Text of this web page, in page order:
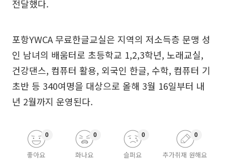
전달했다.
포항YWCA 무료한글교실은 지역의 저소득층 문맹 성
인 남녀의 배움터로 초등학교 1,2,3학년, 노래교실,
건강댄스, 컴퓨터 활용, 외국인 한글, 수학, 컴퓨터 기
초반 등 340여명을 대상으로 올해 3월 16일부터 내
년 2월까지 운영된다.
좋아요
0
화나요
0
슬퍼요
0
추가취재 원해요
0